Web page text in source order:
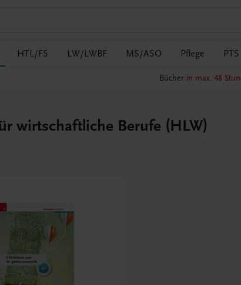
HTL/FS LW/LWBF MS/ASO Pflege PTS
Bücher in max. 48
wirtschaftliche Berufe (HLW)